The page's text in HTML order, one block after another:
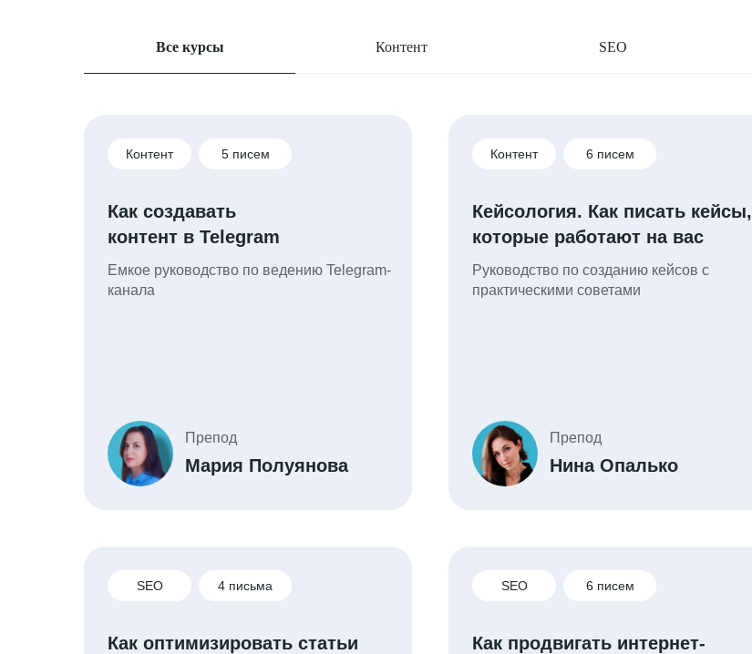
Все курсы Контент SEO
Как создавать
контент в Telegram
Емкое руководство по ведению Telegram-
канала
Мария Полуянова
Препод
Контент 5 писем
Кейсология. Как писать кейсы,
которые работают на вас
Руководство по созданию кейсов с
практическими советами
Нина Опалько
Препод
Контент 6 писем
Как оптимизировать статьи
SEO 4 письма
Как продвигать интернет-
SEO 6 писем